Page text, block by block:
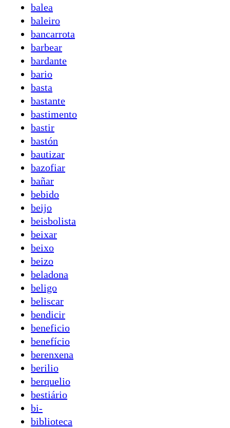
balea
baleiro
bancarrota
barbear
bardante
bario
basta
bastante
bastimento
bastir
bastón
bautizar
bazofiar
bañar
bebido
beijo
beisbolista
beixar
beixo
beizo
beladona
beligo
beliscar
bendicir
beneficio
benefício
berenxena
berilio
berquelio
bestiário
bi-
biblioteca